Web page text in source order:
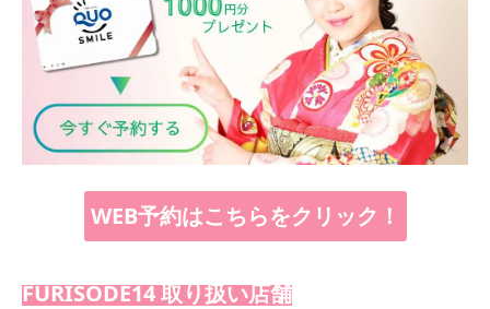
WEB予約はこちらをクリック！
FURISODE14 取り扱い店舗